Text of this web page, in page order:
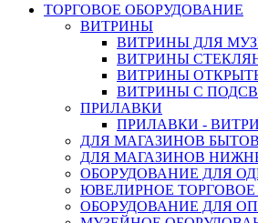
ТОРГОВОЕ ОБОРУДОВАНИЕ
ВИТРИНЫ
ВИТРИНЫ ДЛЯ
ВИТРИНЫ
ВИТРИНЫ
ВИТРИНЫ С
ПРИЛАВКИ
ПРИЛАВКИ -
ДЛЯ МАГАЗИНОВ
ДЛЯ МАГАЗИНОВ
ОБОРУДОВАНИЕ ДЛЯ
ЮВЕЛИРНОЕ
ОБОРУДОВАНИЕ ДЛЯ